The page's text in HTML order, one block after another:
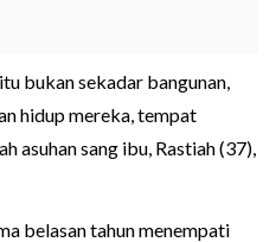
bukan sekadar bangunan,
hidup mereka, tempat
asuhan sang ibu, Rastiah (37),
belasan tahun menempati